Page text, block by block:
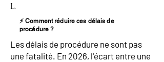
L.
⚡ Comment réduire ces délais de
procédure ?
Les délais de procédure ne sont pas
une fatalité. En 2026, l'écart entre une